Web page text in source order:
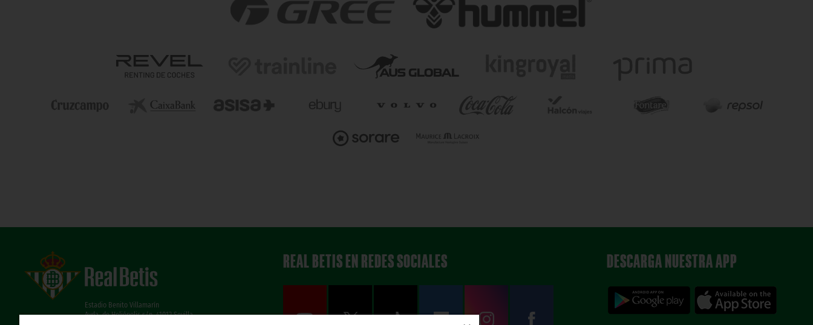
Estadio Benito Villamarín
Avda. de Heliópolis s/n, 41012 Sevilla
REAL BETIS EN REDES SOCIALES DESCARGA NUESTRA APP